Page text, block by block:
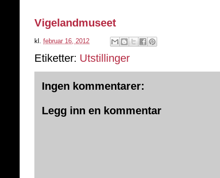
Vigelandmuseet
kl. februar 16, 2012
Etiketter: Utstillinger
Ingen kommentarer:
Legg inn en kommentar